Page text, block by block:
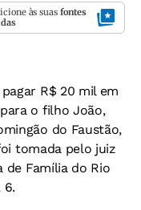
às suas fontes
R$ 20 mil em
o filho João,
do Faustão,
tomada pelo juiz
de Família do Rio
6.